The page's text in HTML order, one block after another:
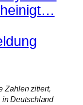
Zahlen zitiert,
Deutschland